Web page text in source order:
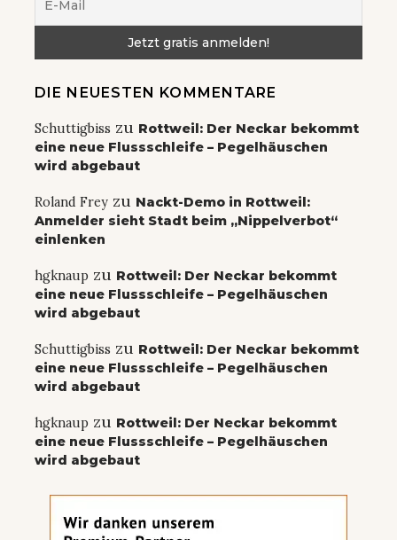
DIE NEUESTEN KOMMENTARE
Schuttigbiss zu Rottweil: Der Neckar bekommt
eine neue Flussschleife – Pegelhäuschen
wird abgebaut
Roland Frey zu Nackt-Demo in Rottweil:
Anmelder sieht Stadt beim „Nippelverbot“
einlenken
hgknaup zu Rottweil: Der Neckar bekommt
eine neue Flussschleife – Pegelhäuschen
wird abgebaut
Schuttigbiss zu Rottweil: Der Neckar bekommt
eine neue Flussschleife – Pegelhäuschen
wird abgebaut
hgknaup zu Rottweil: Der Neckar bekommt
eine neue Flussschleife – Pegelhäuschen
wird abgebaut